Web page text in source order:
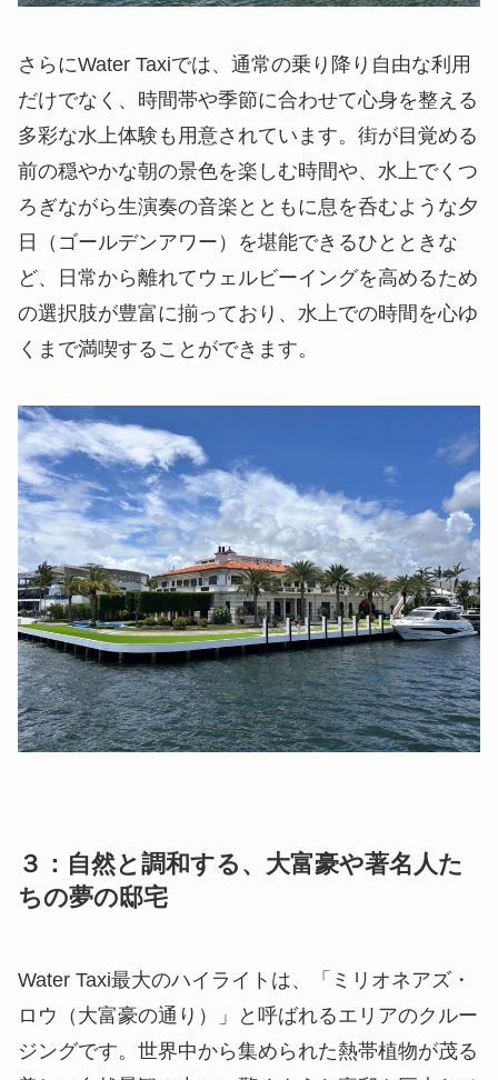
さらにWater Taxiでは、通常の乗り降り自由な利用
だけでなく、時間帯や季節に合わせて心身を整える
多彩な水上体験も用意されています。街が目覚める
前の穏やかな朝の景色を楽しむ時間や、水上でくつ
ろぎながら生演奏の音楽とともに息を呑むような夕
日（ゴールデンアワー）を堪能できるひとときな
ど、日常から離れてウェルビーイングを高めるため
の選択肢が豊富に揃っており、水上での時間を心ゆ
くまで満喫することができます。
３：自然と調和する、大富豪や著名人た
ちの夢の邸宅
Water Taxi最大のハイライトは、「ミリオネアズ・
ロウ（大富豪の通り）」と呼ばれるエリアのクルー
ジングです。世界中から集められた熱帯植物が茂る